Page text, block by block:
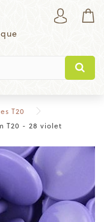
T20
T20 - 28 violet